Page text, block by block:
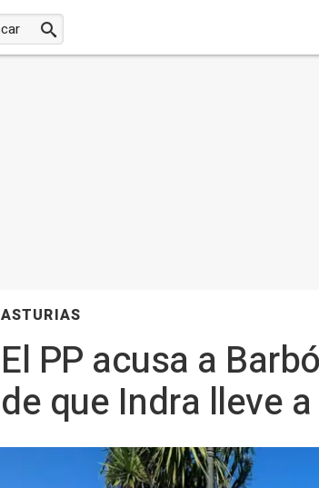
ASTURIAS
El PP acusa a
de que Indra lleve